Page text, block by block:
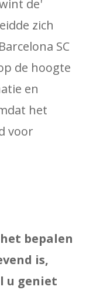
de'
zich
SC
de hoogte
en
het
voor
bepalen
is,
u geniet